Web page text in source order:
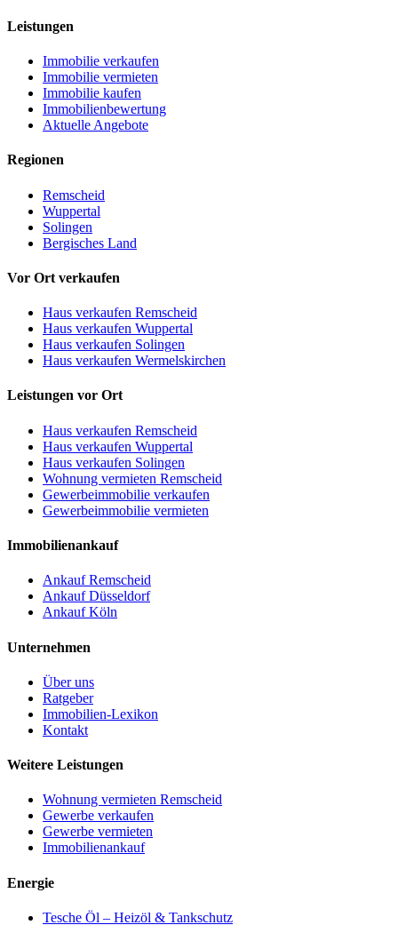
Leistungen
Immobilie verkaufen
Immobilie vermieten
Immobilie kaufen
Immobilienbewertung
Aktuelle Angebote
Regionen
Remscheid
Wuppertal
Solingen
Bergisches Land
Vor Ort verkaufen
Haus verkaufen Remscheid
Haus verkaufen Wuppertal
Haus verkaufen Solingen
Haus verkaufen Wermelskirchen
Leistungen vor Ort
Haus verkaufen Remscheid
Haus verkaufen Wuppertal
Haus verkaufen Solingen
Wohnung vermieten Remscheid
Gewerbeimmobilie verkaufen
Gewerbeimmobilie vermieten
Immobilienankauf
Ankauf Remscheid
Ankauf Düsseldorf
Ankauf Köln
Unternehmen
Über uns
Ratgeber
Immobilien-Lexikon
Kontakt
Weitere Leistungen
Wohnung vermieten Remscheid
Gewerbe verkaufen
Gewerbe vermieten
Immobilienankauf
Energie
Tesche Öl – Heizöl & Tankschutz